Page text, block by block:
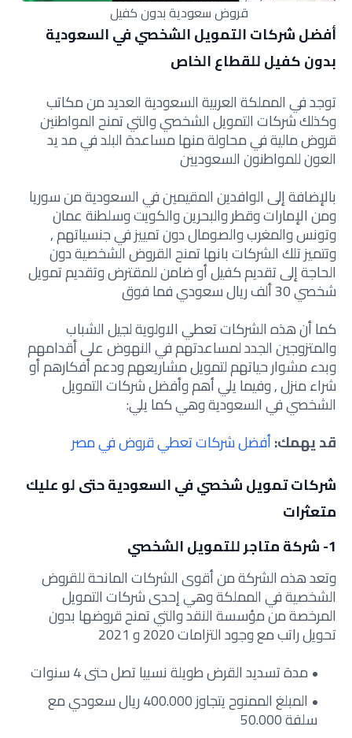
قروض سعودية بدون كفيل
أفضل شركات التمويل الشخصي في السعودية
بدون كفيل للقطاع الخاص
توجد في المملكة العربية السعودية العديد من مكاتب
وكذلك شركات التمويل الشخصي والتي تمنح المواطنين
قروض مالية في محاولة منها مساعدة البلد في مد يد
العون للمواطنون السعوديين
بالإضافة إلى الوافدين المقيمين في السعودية من سوريا
ومن الإمارات وقطر والبحرين والكويت وسلطنة عمان
وتونس والمغرب والصومال دون تمييز في جنسياتهم ,
وتتميز تلك الشركات بانها تمنح القروض الشخصية دون
الحاجة إلى تقديم كفيل أو ضامن للمقترض وتقديم تمويل
شخصي 30 ألف ريال سعودي فما فوق
كما أن هذه الشركات تعطي الاولوية لجيل الشباب
والمتزوجين الجدد لمساعدتهم في النهوض على أقدامهم
وبدء مشوار حياتهم لتمويل مشاريعهم ودعم أفكارهم أو
شراء منزل , وفيما يلي أهم وأفضل شركات التمويل
الشخصي في السعوديةوهي كما يلي:
قد يهمك:أفضل شركات تعطي قروض في مص
شركات تمويل شخصي في السعودية حتى لو عليك
متعثرات
1- شركة متاجر للتمويل الشخصي
وتعد هذه الشركة من أقوى الشركات المانحة للقروض
الشخصية في المملكة وهي إحدى شركات التمويل
المرخصة من مؤسسة النقد والتي تمنح قروضها بدون
تحويل راتب مع وجود التزامات 2020 و 2021
مدة تسديد القرض طويلة نسبيا تصل حتى 4 سنوات
المبلغ الممنوح يتجاوز 400.000 ريال سعودي مع
سلفة 50.000